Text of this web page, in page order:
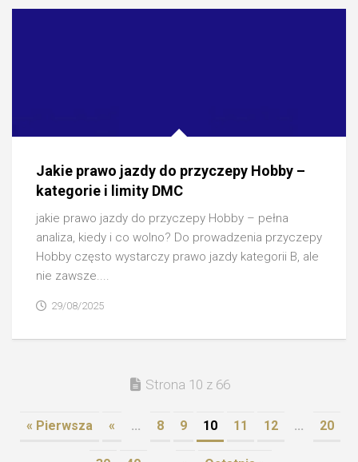
Jakie prawo jazdy do przyczepy Hobby –
kategorie i limity DMC
jakie prawo jazdy do przyczepy Hobby – pełna
analiza, kiedy i co wolno? Do prowadzenia przyczepy
Hobby często wystarczy prawo jazdy kategorii B, ale
nie zawsze....
29/08/2025
Strona 10 z 66
« Pierwsza « ... 8 9 10 11 12 ... 20